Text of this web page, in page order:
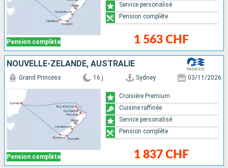
Pension complète 1 563 CHF
Service personalisé
Pension complète
NOUVELLE-ZÉLANDE, AUSTRALIE
Pension complète
Grand Princess 16 j Sydney 03/11/2026
1 837 CHF
Croisière Premium
Cuisine raffinée
Service personalisé
Pension complète